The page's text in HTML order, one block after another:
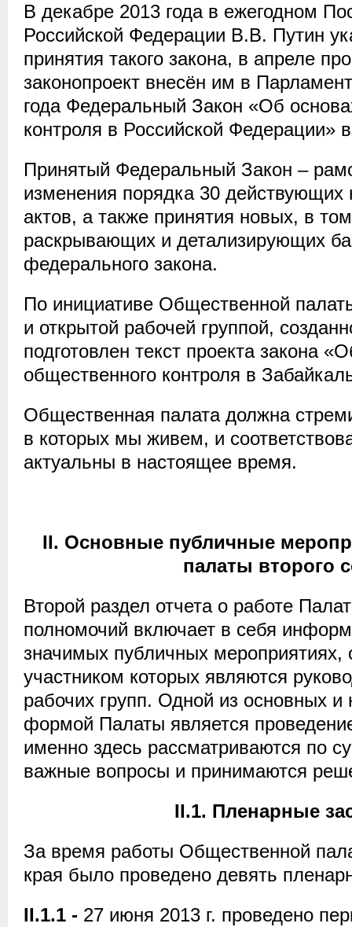
В декабре 2013 года в ежегодном
Российской Федерации В.В. Путин
принятия такого закона, в апреле
законопроект внесён им в
года Федеральный Закон «Об
контроля в Российской Федерации»
Принятый Федеральный Закон –
изменения порядка 30 действующих
актов, а также принятия новых, в
раскрывающих и детализирующих
федерального закона.
По инициативе Общественной
и открытой рабочей группой,
подготовлен текст проекта закона
общественного контроля в
Общественная палата должна
в которых мы живем, и
актуальны в настоящее время.
II. Основные публичные
палаты второго
Второй раздел отчета о работе
полномочий включает в себя
значимых публичных мероприятиях,
участником которых являются
рабочих групп. Одной из основных и
формой Палаты является
именно здесь рассматриваются по
важные вопросы и принимаются
II.1. Пленарные
За время работы Общественной
края было проведено девять
II.1.1 - 27 июня 2013 г. проведено